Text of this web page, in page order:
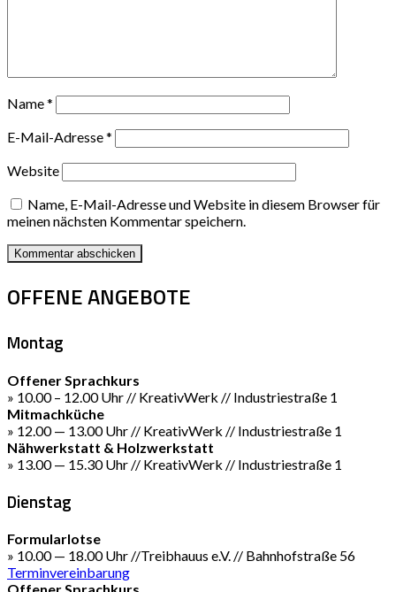
Name*
E-Mail-Adresse*
Website
Name, E-Mail-Adresse und Website in diesem Browser für
meinen nächsten Kommentar speichern.
OFFENE ANGEBOTE
Montag
Offener Sprachkurs
» 10.00 – 12.00 Uhr // KreativWerk // Industriestraße 1
Mitmachküche
» 12.00 — 13.00 Uhr // KreativWerk // Industriestraße 1
Nähwerkstatt & Holzwerkstatt
» 13.00 — 15.30 Uhr // KreativWerk // Industriestraße 1
Dienstag
Formularlotse
» 10.00 — 18.00 Uhr //Treibhauus e.V. // Bahnhofstraße 56
Terminvereinbarung